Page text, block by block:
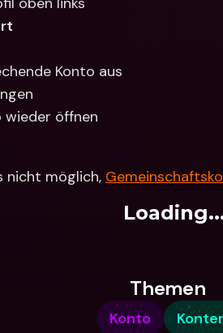
Konto aus
wieder öffnen
nicht möglich,
Themen
Konto